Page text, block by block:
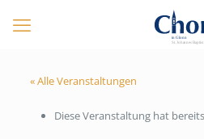
« Alle Veranstaltungen
Diese Veranstaltung hat